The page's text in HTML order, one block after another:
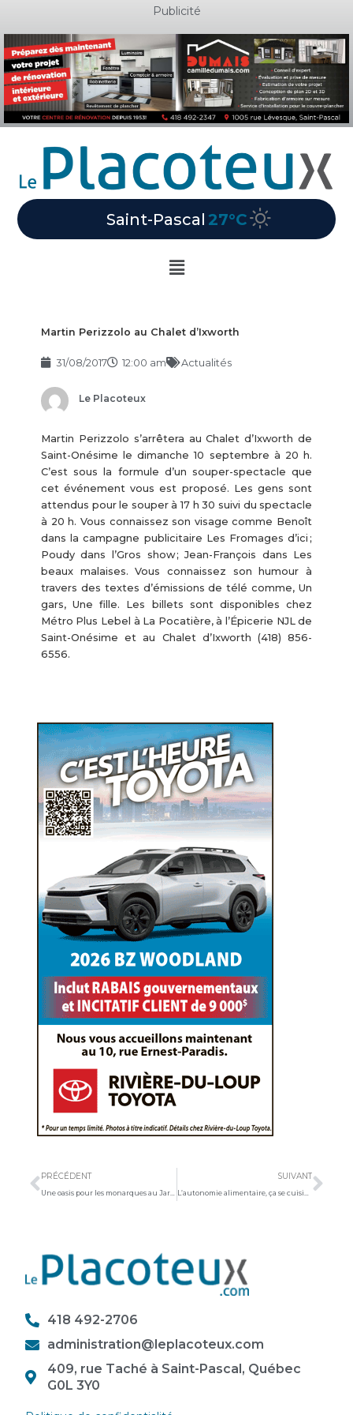
Publicité
Saint-Pascal 27°C
Main
Martin Perizzolo au Chalet d’Ixworth
31/08/2017 12:00 am Actualités
Le Placoteux
Martin Perizzolo s’arrêtera au Chalet d’Ixworth de
Saint-Onésime le dimanche 10 septembre à 20 h.
C’est sous la formule d’un souper-spectacle que
cet événement vous est proposé. Les gens sont
attendus pour le souper à 17 h 30 suivi du spectacle
à 20 h. Vous connaissez son visage comme Benoît
dans la campagne publicitaire Les Fromages d’ici ;
Poudy dans l’Gros show ; Jean-François dans Les
beaux malaises. Vous connaissez son humour à
travers des textes d’émissions de télé comme, Un
gars, Une fille. Les billets sont disponibles chez
Métro Plus Lebel à La Pocatière, à l’Épicerie NJL de
Saint-Onésime et au Chalet d’Ixworth (418) 856-
6556.
PRÉCÉDENT
Une oasis pour les monarques au Jardin floral de La Pocatière
SUIVANT
418 492-2706
administration@leplacoteux.com
409, rue Taché à Saint-Pascal, Québec
G0L 3Y0